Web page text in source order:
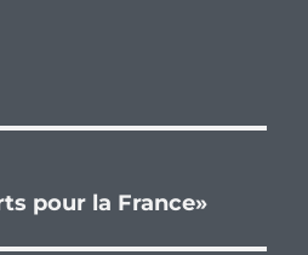
pour la France»